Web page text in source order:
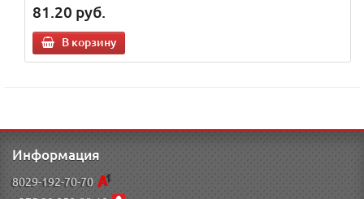
81.20 руб.
В корзину
Информация
8029-192-70-70